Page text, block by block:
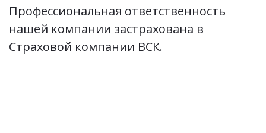
Профессиональная ответственность
нашей компании застрахована в
Страховой компании ВСК.